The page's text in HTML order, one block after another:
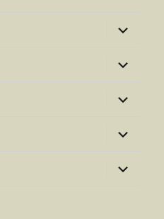
ouvrir
menu
ouvrir
menu
ouvrir
menu
ouvrir
menu
ouvrir